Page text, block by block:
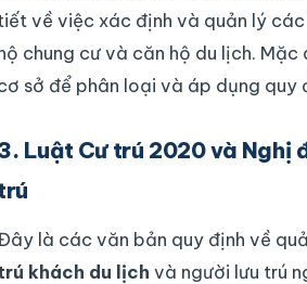
về việc xác định và quản lý
chung cư và căn hộ du lịch.
sở để phân loại và áp dụng quy
Luật Cư trú 2020 và Nghị
là các văn bản quy định về
khách du lịch và người lưu trú